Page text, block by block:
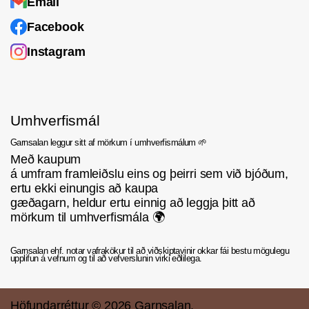
tækifæri á að kaupa gæða garn á góðu verði.
Með kaupum á umfram framleiðslu eins við
bjóðum, ertu ekki einungis að kaupa
Facebook
Instagram
Umhverfismál
Garnsalan leggur sitt af mörkum í umhverfismálum 🌱
Með kaupum
á umfram framleiðslu eins og þeirri sem við bjóðum,
ertu ekki einungis að kaupa
gæðagarn, heldur ertu einnig að leggja þitt að
mörkum til umhverfismála 🌍
Garnsalan ehf. notar vafrakökur til að viðskiptavinir okkar fái bestu mögulegu
upplifun á vefnum og til að vefverslunin virki eðlilega.
Höfundarréttur © 2026 Garnsalan.